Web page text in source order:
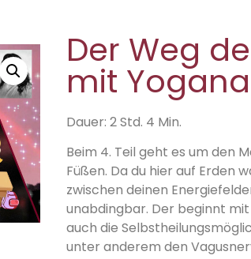
Der Weg
mit
Dauer: 2 Std. 4 Min.
Beim 4. Teil geht es um den
Füßen. Da du hier auf Erden
zwischen deinen
unabdingbar. Der beginnt mit
auch die
unter anderem den